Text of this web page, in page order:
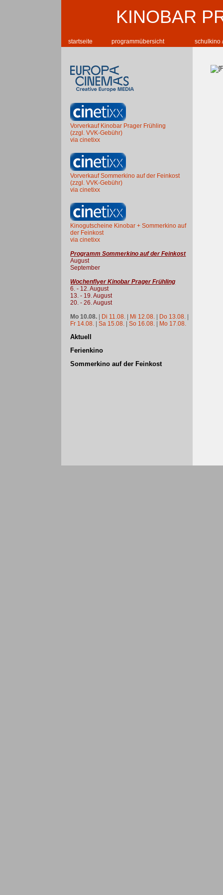
KINOBAR
startseite programmübersicht schulkino
Vorverkauf Kinobar Prager Frühling
(zzgl. VVK-Gebühr)
via cinetixx
Vorverkauf Sommerkino auf der Feinkost
(zzgl. VVK-Gebühr)
via cinetixx
Kinogutscheine Kinobar + Sommerkino auf
der Feinkost
via cinetixx
Programm Sommerkino auf der Feinkost
August
September
Wochenflyer Kinobar Prager Frühling
6. - 12. August
13. - 19. August
20. - 26. August
Mo 10.08. | Di 11.08. | Mi 12.08. | Do 13.08. |
Fr 14.08. |Sa 15.08. |So 16.08. | Mo 17.08.
Aktuell
Ferienkino
Sommerkino auf der Feinkost